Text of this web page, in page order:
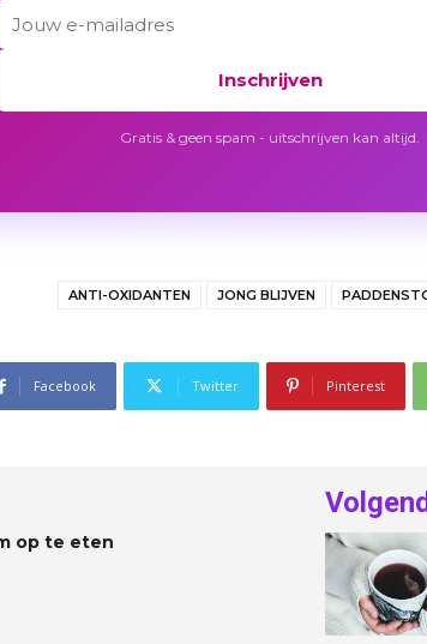
Inschrijven
Gratis & geen spam - uitschrijven kan altijd.
ANTI-OXIDANTEN JONG BLIJVEN
Facebook Twitter Pinterest
op te eten